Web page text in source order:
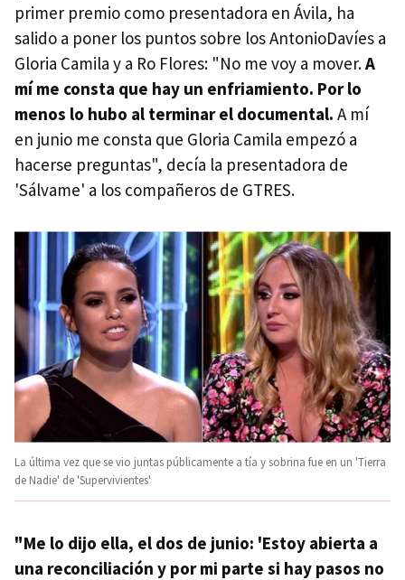
primer premio como presentadora en Ávila, ha
salido a poner los puntos sobre los AntonioDavíes a
Gloria Camila y a Ro Flores: "No me voy a mover.A
mí me consta que hay un enfriamiento. Por lo
menos lo hubo al terminar el documental. A mí
en junio me consta que Gloria Camila empezó a
hacerse preguntas", decía la presentadora de
'Sálvame' a los compañeros de GTRES.
La última vez que se vio juntas públicamente a tía y sobrina fue en un 'Tierra
de Nadie' de 'Supervivientes'
"Me lo dijo ella, el dos de junio: 'Estoy abierta a
una reconciliación y por mi parte si hay pasos no